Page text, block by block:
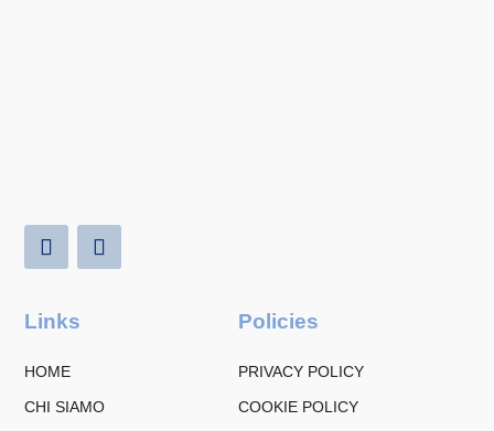
Links
HOME
CHI SIAMO
Policies
PRIVACY POLICY
COOKIE POLICY